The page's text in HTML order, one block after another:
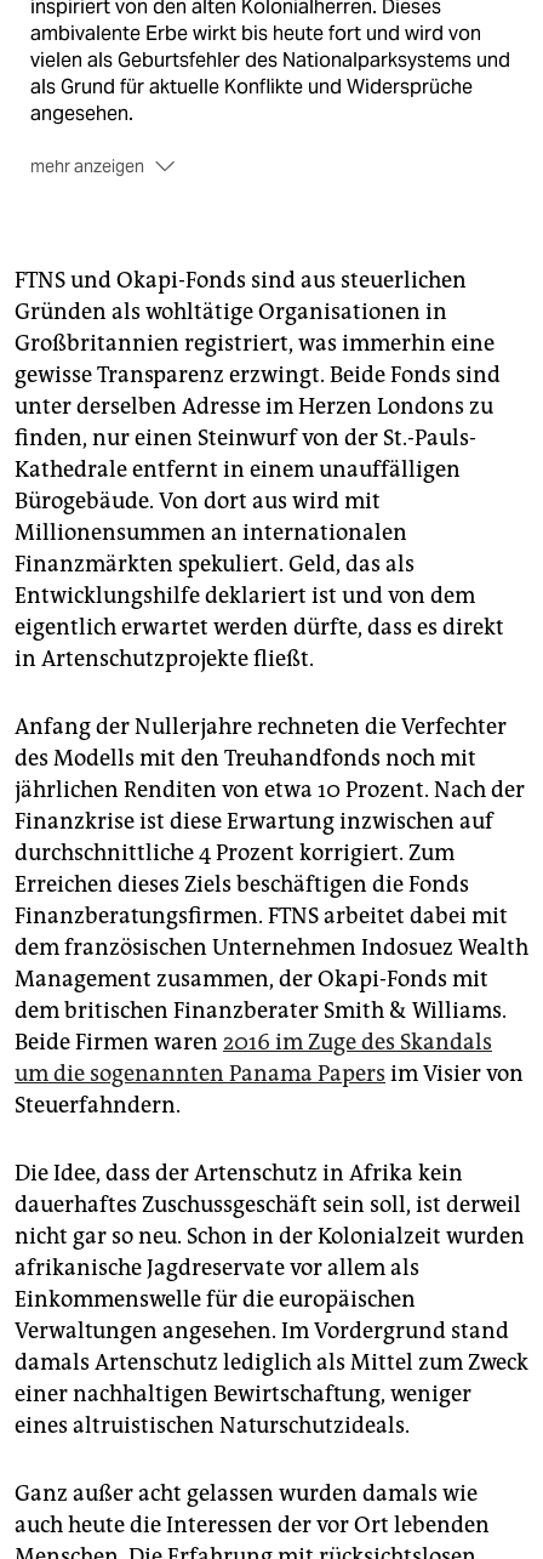
inspiriert von den alten Kolonialherren. Dieses
ambivalente Erbe wirkt bis heute fort und wird von
vielen als Geburtsfehler des Nationalparksystems und
als Grund für aktuelle Konflikte und Widersprüche
angesehen.
mehr anzeigen
FTNS und Okapi-Fonds sind aus steuerlichen
Gründen als wohltätige Organisationen in
Großbritannien registriert, was immerhin eine
gewisse Transparenz erzwingt. Beide Fonds sind
unter derselben Adresse im Herzen Londons zu
finden, nur einen Steinwurf von der St.-Pauls-
Kathedrale entfernt in einem unauffälligen
Bürogebäude. Von dort aus wird mit
Millionensummen an internationalen
Finanzmärkten spekuliert. Geld, das als
Entwicklungshilfe deklariert ist und von dem
eigentlich erwartet werden dürfte, dass es direkt
in Artenschutzprojekte fließt.
Anfang der Nullerjahre rechneten die Verfechter
des Modells mit den Treuhandfonds noch mit
jährlichen Renditen von etwa 10 Prozent. Nach der
Finanzkrise ist diese Erwartung inzwischen auf
durchschnittliche 4 Prozent korrigiert. Zum
Erreichen dieses Ziels beschäftigen die Fonds
Finanzberatungsfirmen. FTNS arbeitet dabei mit
dem französischen Unternehmen Indosuez Wealth
Management zusammen, der Okapi-Fonds mit
dem britischen Finanzberater Smith & Williams.
Beide Firmen waren 2016 im Zuge des Skandals
um die sogenannten Panama Papers im Visier von
Steuerfahndern.
Die Idee, dass der Artenschutz in Afrika kein
dauerhaftes Zuschussgeschäft sein soll, ist derweil
nicht gar so neu. Schon in der Kolonialzeit wurden
afrikanische Jagdreservate vor allem als
Einkommenswelle für die europäischen
Verwaltungen angesehen. Im Vordergrund stand
damals Artenschutz lediglich als Mittel zum Zweck
einer nachhaltigen Bewirtschaftung, weniger
eines altruistischen Naturschutzideals.
Ganz außer acht gelassen wurden damals wie
auch heute die Interessen der vor Ort lebenden